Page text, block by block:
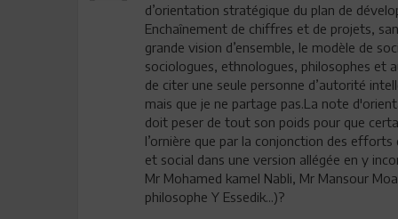
d’orientation stratégique du plan de
Enchaînement de chiffres et de projets,
grande vision d’ensemble, le modèle de
sociologues, ethnologues, philosophes et
de citer une seule personne d’autorité
mais que je ne partage pas.La note
doit peser de tout son poids pour que
l’ornière que par la conjonction des
et social dans une version allégée en y
Mr Mohamed kamel Nabli, Mr Mansour
philosophe Y Essedik...)?